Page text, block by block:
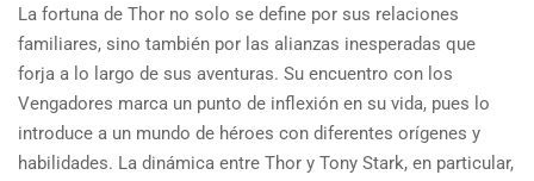
La fortuna de Thor no solo se define por sus relaciones
familiares, sino también por las alianzas inesperadas que
forja a lo largo de sus aventuras. Su encuentro con los
Vengadores marca un punto de inflexión en su vida, pues lo
introduce a un mundo de héroes con diferentes orígenes y
habilidades. La dinámica entre Thor y Tony Stark, en particular,